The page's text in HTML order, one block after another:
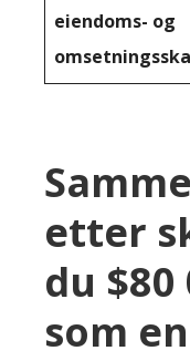
eiendoms- og
etter
du
som